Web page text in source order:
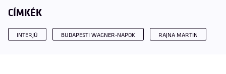
CÍMKÉK
INTERJÚ BUDAPESTI WAGNER-NAPOK RAJNA MARTIN